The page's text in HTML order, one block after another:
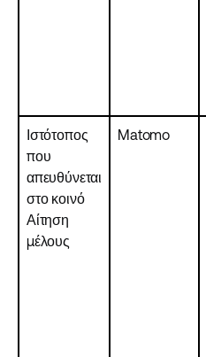
Ιστότοπος
που
απευθύνεται
στο κοινό
Αίτηση
μέλους
Matomo